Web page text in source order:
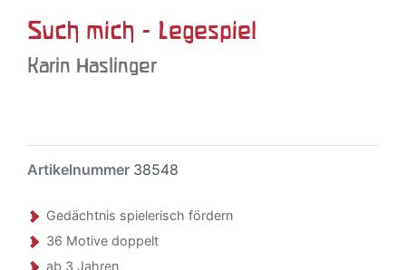
Such mich - Legespiel
Karin Haslinger
Artikelnummer 38548
Gedächtnis spielerisch fördern
36 Motive doppelt
ab 3 Jahren